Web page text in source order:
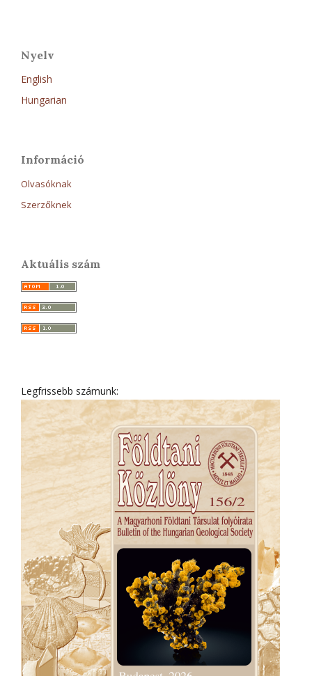
Nyelv
English
Hungarian
Információ
Olvasóknak
Szerzőknek
Aktuális szám
Legfrissebb számunk: